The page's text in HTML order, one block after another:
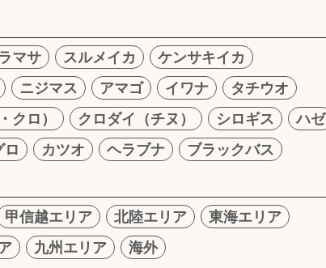
マサ スルメイカ
ケンサキイカ
ニジマス アマゴ イワナ
タチウオ
クロ） クロダイ（チヌ） シロギス
ハゼ
ロ カツオ ヘラブナ
ブラックバス
甲信越エリア 北陸エリア
東海エリア
九州エリア 海外